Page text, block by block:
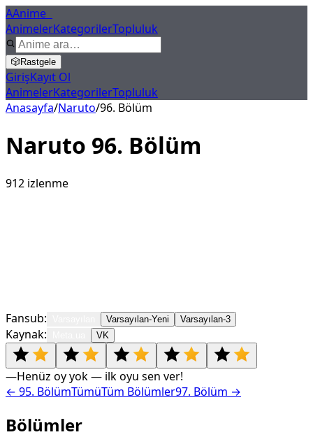
AAnime
AnimelerKategorilerTopluluk
🎲Rastgele
GirişKayıt Ol
AnimelerKategorilerTopluluk
Anasayfa/Naruto/96. Bölüm
Naruto 96. Bölüm
912 izlenme
Fansub: Varsayılan-Yeni Varsayılan-3
Kaynak: VK
—Henüz oy yok — ilk oyu sen ver!
← 95. BölümTümüTüm Bölümler97. Bölüm →
Bölümler